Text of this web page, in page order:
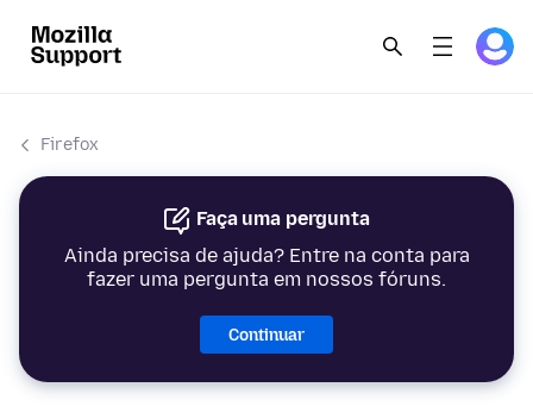
Firefox
Faça uma pergunta
Ainda precisa de ajuda? Entre na conta para
fazer uma pergunta em nossos fóruns.
Continuar